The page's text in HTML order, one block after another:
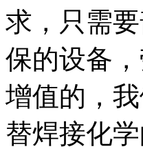
求，只需
保的设备
增值的，
替焊接化